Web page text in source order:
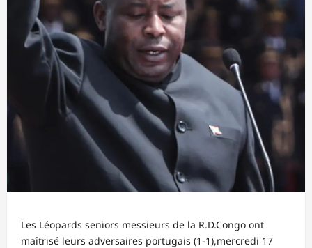
Les Léopards seniors messieurs de la R.D.Congo ont
maîtrisé leurs adversaires portugais (1-1),mercredi 17